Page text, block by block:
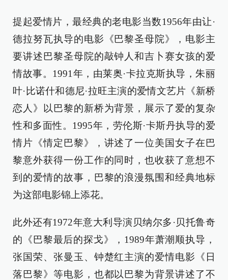
提起爱情片，最经典的老电影当数1956年由让·
德拉努瓦执导的电影《巴黎圣母院》，电影主
要讲述巴黎圣母院的敲钟人和吉卜赛女孩的爱
情故事。1991年，由莱奥·卡拉克斯执导，朱丽
叶·比诺什和德尼·拉旺主演的爱情文艺片《新桥
恋人》以巴黎的新桥为背景，展示了爱的复杂
性和多面性。1995年，劳伦斯·卡斯丹执导的爱
情片《情定巴黎》，讲述了一位美国女子在巴
黎意外获得一份工作的同时，也收获了意想不
到的爱情的故事，巴黎的浪漫氛围和经典地标
为这部电影锦上添花。
此外还有1972年意大利导演贝纳尔多·贝托鲁奇
的《巴黎最后的探戈》，1989年萧潮顺执导，
张国荣、张曼玉、钟楚红主演的爱情电影《日
落巴黎》等电影，也都以巴黎为背景讲述了不